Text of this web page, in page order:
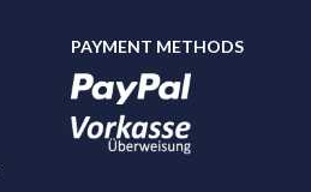
PAYMENT METHODS